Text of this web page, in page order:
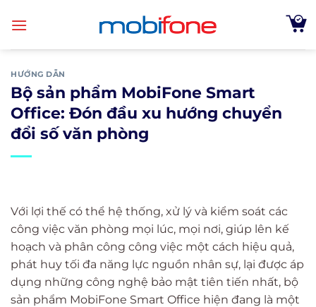
HƯỚNG DẪN
Bộ sản phẩm MobiFone Smart
Office: Đón đầu xu hướng chuyển
đổi số văn phòng
Với lợi thế có thể hệ thống, xử lý và kiểm soát các
công việc văn phòng mọi lúc, mọi nơi, giúp lên kế
hoạch và phân công công việc một cách hiệu quả,
phát huy tối đa năng lực nguồn nhân sự, lại được áp
dụng những công nghệ bảo mật tiên tiến nhất, bộ
sản phẩm MobiFone Smart Office hiện đang là một